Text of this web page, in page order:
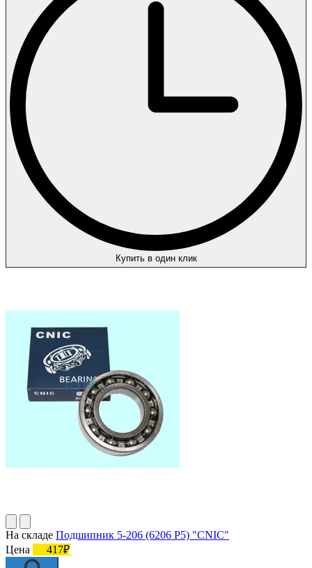
Купить в один клик
На складе Подшипник 5-206 (6206 P5) "CNIC"
Цена
417₽